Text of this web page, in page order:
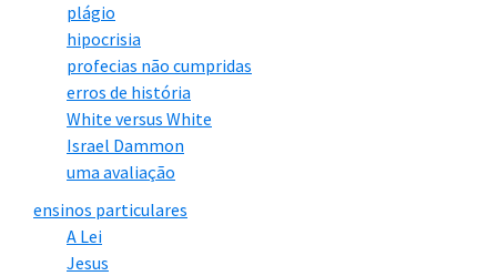
plágio
hipocrisia
profecias não cumpridas
erros de história
White versus White
Israel Dammon
uma avaliação
ensinos particulares
A Lei
Jesus